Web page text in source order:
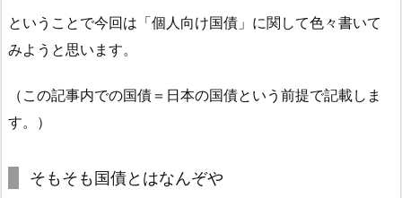
ということで今回は「個人向け国債」に関して色々書いて
みようと思います。
（この記事内での国債＝日本の国債という前提で記載しま
す。）
そもそも国債とはなんぞや